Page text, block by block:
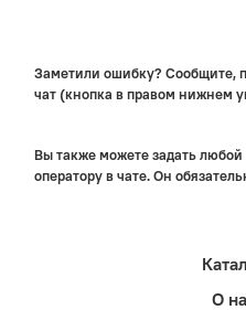
Заметили ошибку? Сообщите,
чат (кнопка в правом нижнем
Вы также можете задать любой
оператору в чате. Он
О